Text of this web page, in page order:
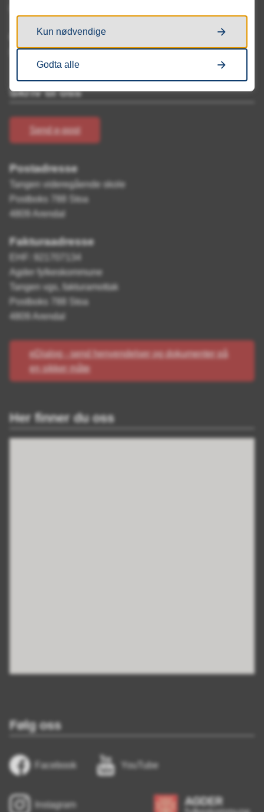
Organisasjonsnummer
921 707 134 (Agder fylkeskommune)
Skriv til oss
Send e-post
Postadresse
Tangen videregående skole
Postboks 788 Stoa
4809 Arendal
Fakturaadresse
EHF: 921707134
Agder fylkeskommune
Tangen vgs, fakturamottak
Postboks 788 Stoa
4809 Arendal
eDialog - send henvendelser og dokumenter på
en sikker måte
Her finner du oss
Følg oss
Facebook YouTube
Instagram
Kun nødvendige
Godta alle